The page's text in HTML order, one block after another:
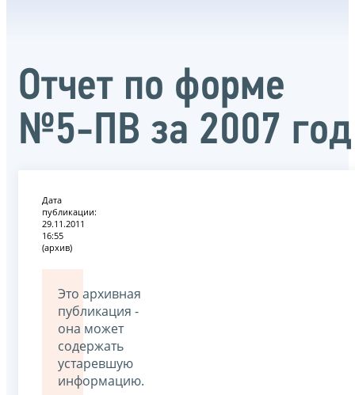
Отчет по форме
№5-ПВ за 2007 год
Дата
публикации:
29.11.2011
16:55
(архив)
Это архивная
публикация -
она может
содержать
устаревшую
информацию.